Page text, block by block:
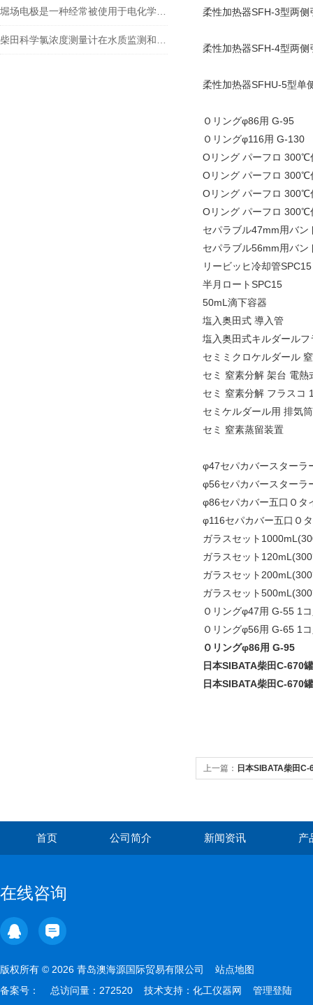
柔性加热器SFH-3型两侧
柔性加热器SFH-4型两侧
柔性加热器SFHU-5型单
Ｏリングφ86用 G-95
Ｏリングφ116用 G-130
Oリング パーフロ 300℃
Oリング パーフロ 300℃
Oリング パーフロ 300℃
Oリング パーフロ 300℃
セパラブル47mm用バン
セパラブル56mm用バン
リービッヒ冷却管
半月ロートSPC15
50mL滴下容器
塩入奥田式 導入管
塩入奥田式キルダール
セミミクロケルダール
セミ 窒素分解 架台 電熱
セミ 窒素分解 フラスコ
セミケルダール用 排気筒
セミ 窒素蒸留装置
φ47セパカバースターラ
φ56セパカバースターラ
φ86セパカバー五口Ｏタ
φ116セパカバー五口Ｏ
ガラスセット
ガラスセット
ガラスセット
ガラスセット
Ｏリングφ47用 G-55 1
Ｏリングφ56用 G-65 1
Ｏリングφ86用 G-95
日本SIBATA柴田C-670罐
日本SIBATA柴田C-670罐
上一篇： 日本SIBATA柴田
首页 公司简介 新闻资讯 产
在线咨询
版权所有 © 2026 青岛澳海源国际贸易有限公司 站点地图
备案号：
总访问量：272520 技术支持： 化工仪器网 管理登陆